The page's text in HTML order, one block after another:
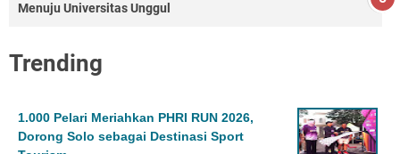
Menuju Universitas Unggul
Trending
1.000 Pelari Meriahkan PHRI RUN 2026,
Dorong Solo sebagai Destinasi Sport